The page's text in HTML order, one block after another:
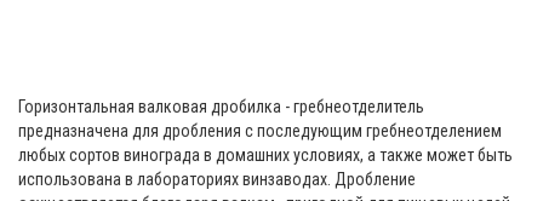
Горизонтальная валковая дробилка - гребнеотделитель
предназначена для дробления с последующим гребнеотделением
любых сортов винограда в домашних условиях, а также может быть
использована в лабораториях винзаводах. Дробление